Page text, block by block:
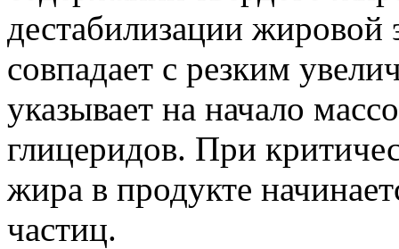
дестабилизации
совпадает с резким
указывает на начало
глицеридов. При
жира в продукте
частиц.